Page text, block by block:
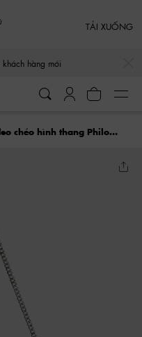
hàng mới
Túi đeo chéo hình thang Philomena Nylon Puffy
TẢI XUỐNG